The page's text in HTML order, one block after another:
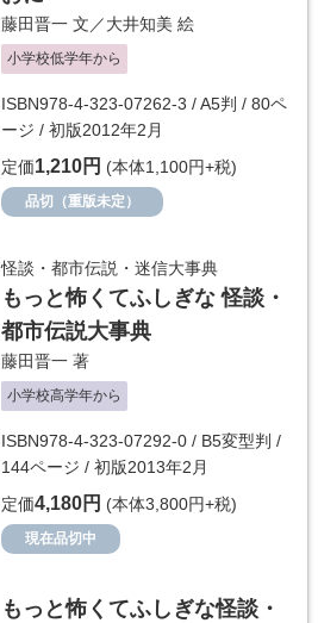
藤田晋一 文／大井知美 絵
小学校低学年から
ISBN978-4-323-07262-3 / A5判 / 80ペ
ージ / 初版2012年2月
定価1,210円 (本体1,100円+税)
品切（重版未定）
怪談・都市伝説・迷信大事典
もっと怖くてふしぎな 怪談・
都市伝説大事典
藤田晋一 著
小学校高学年から
ISBN978-4-323-07292-0 / B5変型判 /
144ページ / 初版2013年2月
定価4,180円 (本体3,800円+税)
現在品切中
もっと怖くてふしぎな怪談・